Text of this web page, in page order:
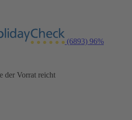
(6893) 96%
der Vorrat reicht